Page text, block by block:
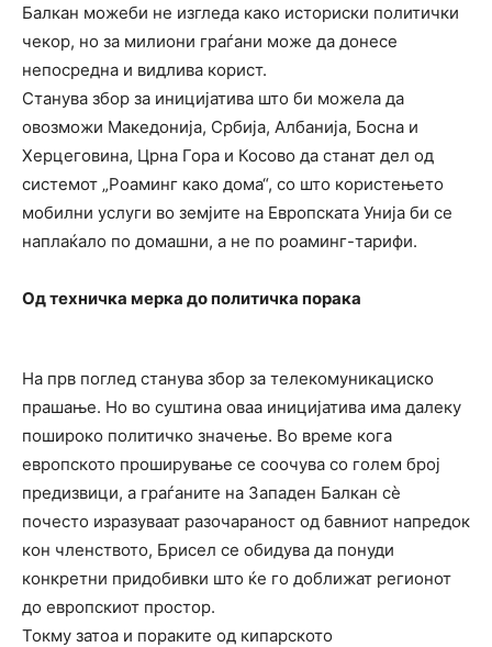
Балкан можеби не изгледа како историски политички
чекор, но за милиони граѓани може да донесе
непосредна и видлива корист.
Станува збор за иницијатива што би можела да
овозможи Македонија, Србија, Албанија, Босна и
Херцеговина, Црна Гора и Косово да станат дел од
системот „Роаминг како дома“, со што користењето
мобилни услуги во земјите на Европската Унија би се
наплаќало по домашни, а не по роаминг-тарифи.
Од техничка мерка до политичка порака
На прв поглед станува збор за телекомуникациско
прашање. Но во суштина оваа иницијатива има далеку
пошироко политичко значење. Во време кога
европското проширување се соочува со голем број
предизвици, а граѓаните на Западен Балкан сè
почесто изразуваат разочараност од бавниот напредок
кон членството, Брисел се обидува да понуди
конкретни придобивки што ќе го доближат регионот
до европскиот простор.
Токму затоа и пораките од кипарското